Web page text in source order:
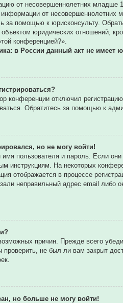
от несовершеннолетних младше
от
за помощью к юрисконсульту.
юридических отношений,
конференцией?».
в России данный акт не имеет
конференции отключил
Обратитесь за помощью к
но не могу войти!
имя пользователя и пароль. Если
инструкциям. На некоторых
отображается в процессе
неправильный адрес email либо
причин. Прежде всего
проверить, не был ли вам закрыт
но больше не могу войти!